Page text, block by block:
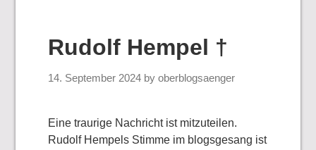
Rudolf Hempel †
14. September 2024 byoberblogsaenger
Eine traurige Nachricht ist mitzuteilen.
Rudolf Hempels Stimme im blogsgesang ist